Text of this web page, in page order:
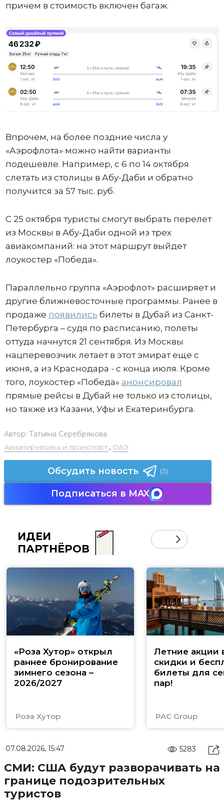
причем в стоимость включен багаж.
Впрочем, на более поздние числа у
«Аэрофлота» можно найти варианты
подешевле. Например, с 6 по 14 октября
слетать из столицы в Абу-Даби и обратно
получится за 57 тыс. руб.
С 25 октября туристы смогут выбрать перелет
из Москвы в Абу-Даби одной из трех
авиакомпаний: на этот маршрут выйдет
лоукостер «Победа».
Параллельно группа «Аэрофлот» расширяет и
другие ближневосточные программы. Ранее в
продаже появились билеты в Дубай из Санкт-
Петербурга – судя по расписанию, полеты
оттуда начнутся 21 сентября. Из Москвы
нацперевозчик летает в этот эмират еще с
июня, а из Краснодара - с конца июля. Кроме
того, лоукостер «Победа» анонсировал
прямые рейсы в Дубай не только из столицы,
но также из Казани, Уфы и Екатеринбурга.
Автор: Татьяна Серебрякова
Авиаперевозка и транспорт, ОАЭ
Обсудить новость (3)
Подписаться в MAX
ИДЕИ
ПАРТНЁРОВ
«Роза Хутор» открыл
раннее бронирование
зимнего сезона –
2026/2027
Роза Хутор
Летние акции
скидки и
билеты для
пар!
PAC Group
07.08.2026, 15:47 5283
СМИ: США будут разворачивать на
границе подозрительных
туристов